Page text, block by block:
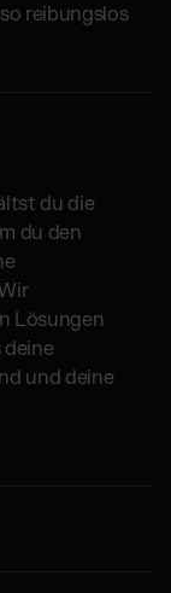
reibungslos
du die
du den
Lösungen
deine
und deine